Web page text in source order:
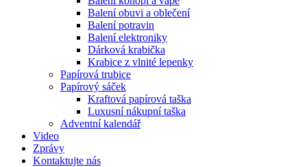
Balení obuvi a oblečení
Balení potravin
Balení elektroniky
Dárková krabička
Krabice z vlnité lepenky
Papírová trubice
Papírový sáček
Kraftová papírová taška
Luxusní nákupní taška
Adventní kalendář
Video
Zprávy
Kontaktujte nás